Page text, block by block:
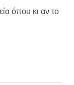
όπου κι αν το